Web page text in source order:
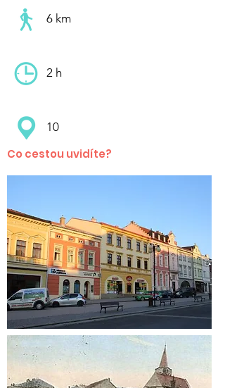
6 km
2 h
10
Co cestou uvidíte?